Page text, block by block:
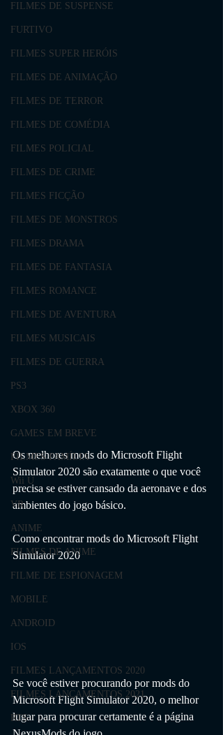
FILMES DE SUSPENSE
FURTIVO
FILMES SUPER HERÓIS
FILMES DE ANIMAÇÃO
FILMES DE TERROR
FILMES DE COMÉDIA
FILMES POLICIAL
FILMES DE CRIME
FILMES FICÇÃO
FILMES DE MONSTROS
FILMES DRAMA
FILMES DE FANTASIA
FILMES ROMANCE
FILMES DE AVENTURA
FILMES MUSICAIS
FILMES DE GUERRA
PS3
XBOX 360
GAMES EM BREVE
FILMES FAMÍLIA
Wii U
VR
ANIME
FILMES DE ANIME
FILME DE ESPIONAGEM
MOBILE
ANDROID
IOS
FILMES LANÇAMENTOS 2020
FILMES LANÇAMENTOS 2021
RTS
Os melhores mods do Microsoft Flight
Simulator 2020 são exatamente o que você
precisa se estiver cansado da aeronave e dos
ambientes do jogo básico.
Como encontrar mods do Microsoft Flight
Simulator 2020
Se você estiver procurando por mods do
Microsoft Flight Simulator 2020, o melhor
lugar para procurar certamente é a página